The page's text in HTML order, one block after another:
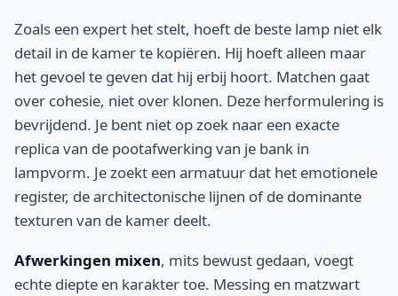
Zoals een expert het stelt, hoeft de beste lamp niet elk
detail in de kamer te kopiëren. Hij hoeft alleen maar
het gevoel te geven dat hij erbij hoort. Matchen gaat
over cohesie, niet over klonen. Deze herformulering is
bevrijdend. Je bent niet op zoek naar een exacte
replica van de pootafwerking van je bank in
lampvorm. Je zoekt een armatuur dat het emotionele
register, de architectonische lijnen of de dominante
texturen van de kamer deelt.
Afwerkingen mixen, mits bewust gedaan, voegt
echte diepte en karakter toe. Messing en matzwart